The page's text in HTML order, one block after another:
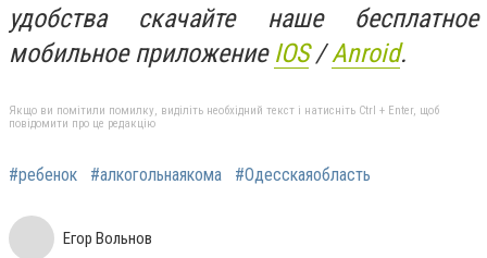
удобства скачайте наше бесплатное
мобильное приложение IOS/Anroid.
Якщо ви помітили помилку, виділіть необхідний текст і натисніть Ctrl + Enter, щоб
повідомити про це редакцію
#ребенок #алкогольнаякома #Одесскаяобласть
Егор Вольнов